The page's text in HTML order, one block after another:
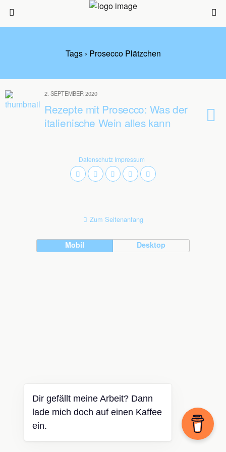
Tags › Prosecco Plätzchen
2. SEPTEMBER 2020
Rezepte mit Prosecco: Was der
italienische Wein alles kann
Datenschutz Impressum
Zum Seitenanfang
Mobil Desktop
Dir gefällt meine Arbeit? Dann
lade mich doch auf einen Kaffee
ein.